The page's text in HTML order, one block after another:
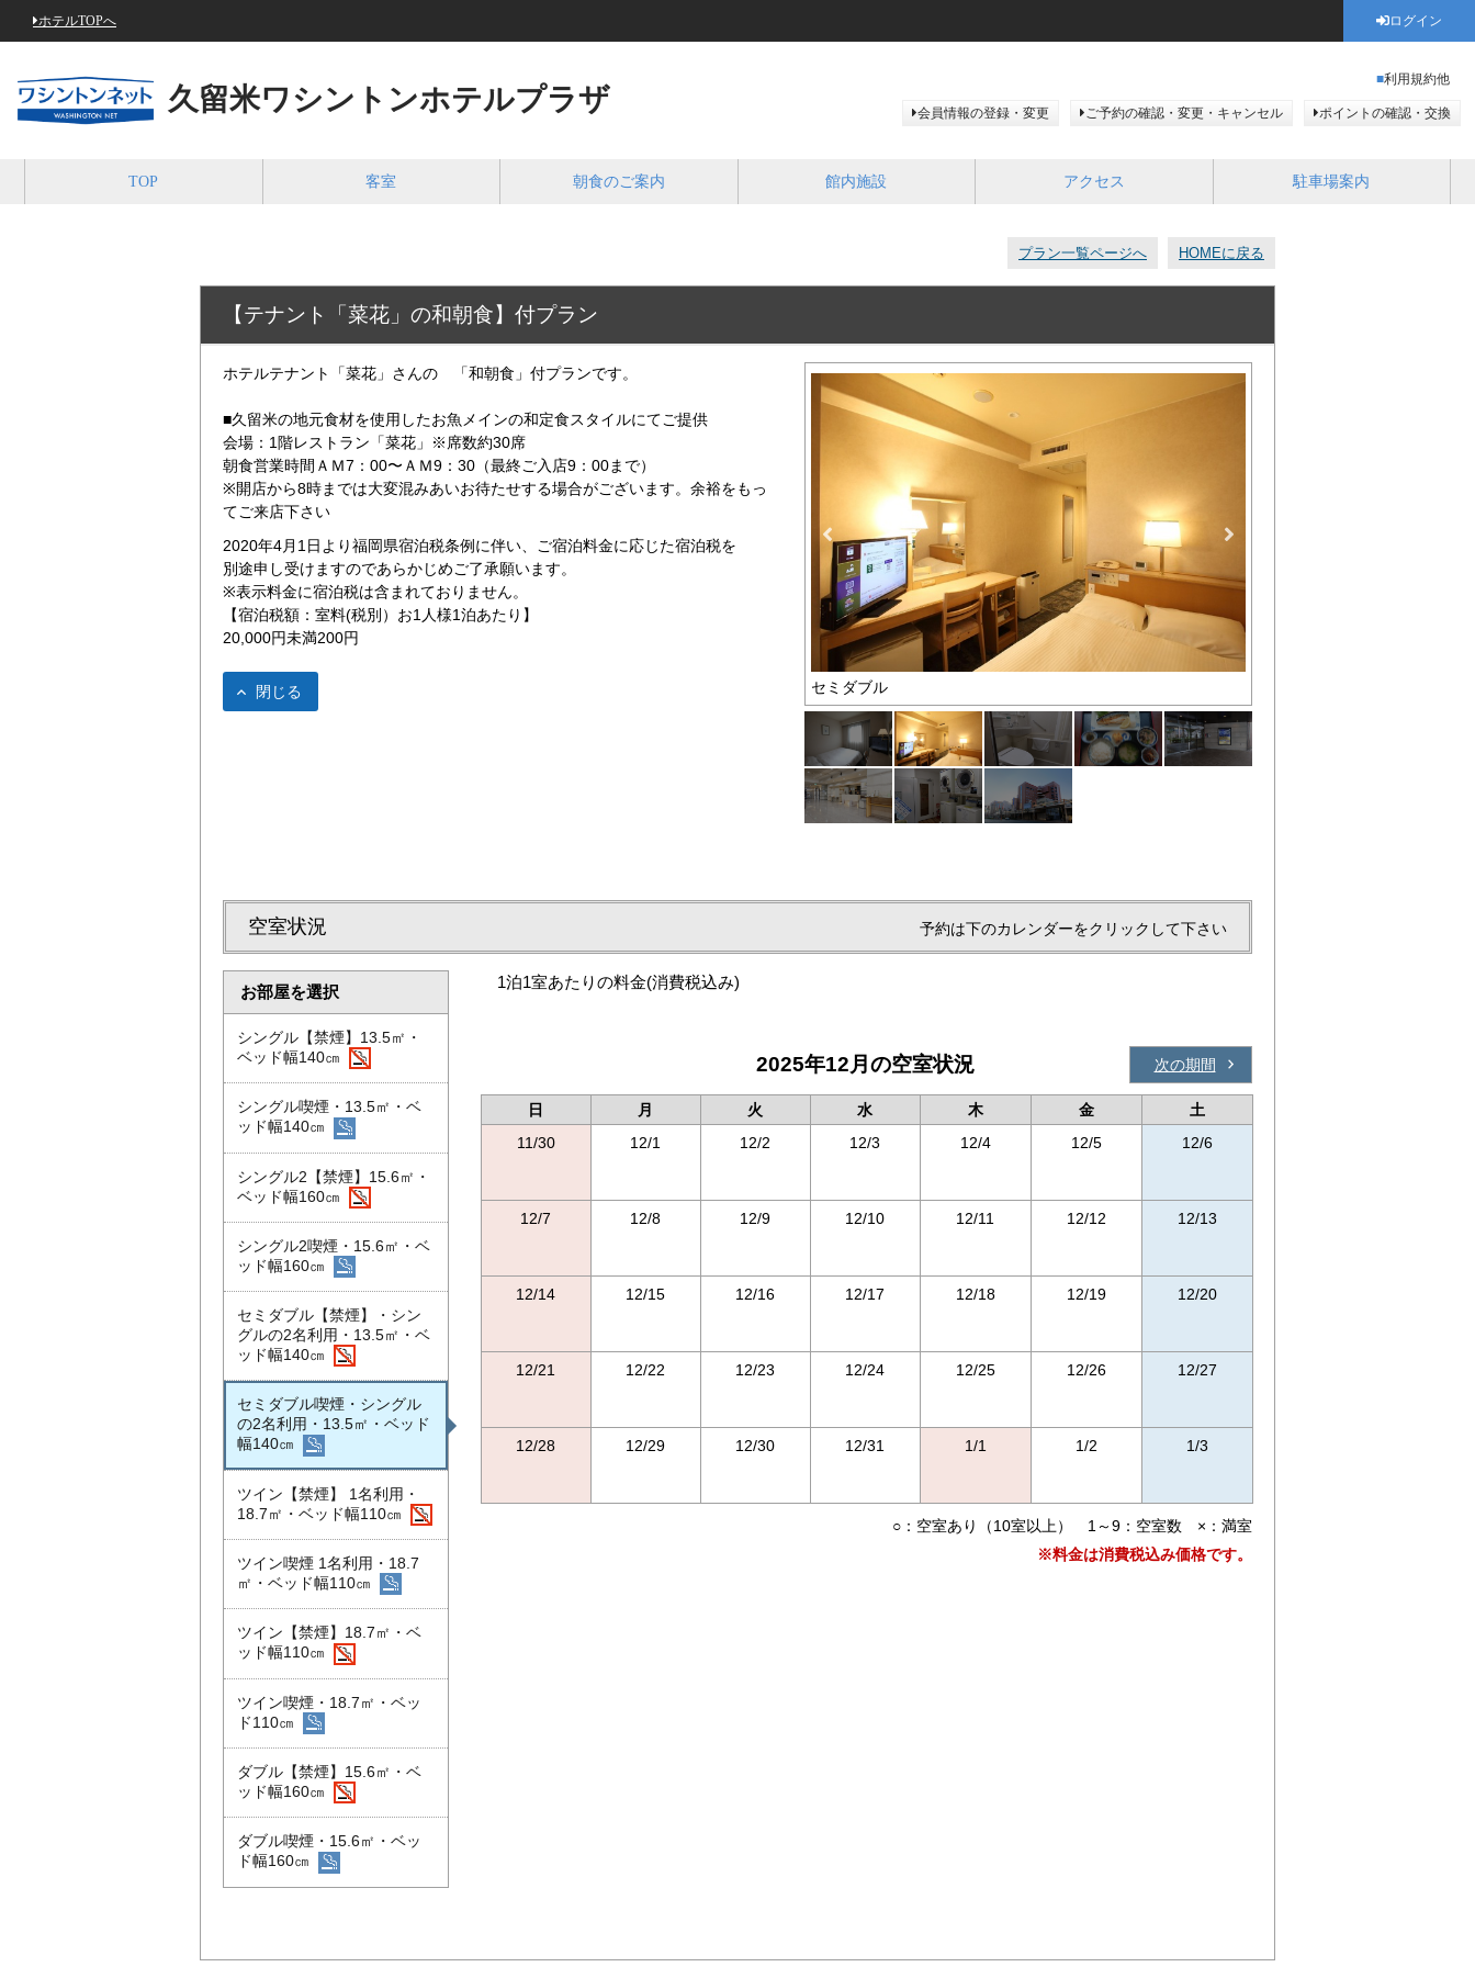
ホテルTOPへ ログイン
久留米ワシントンホテルプラザ
利用規約他
会員情報の登録・変更 ご予約の確認・変更・キャンセル ポイントの確認・交換
TOP 客室 朝食のご案内 館内施設 アクセス 駐車場案内
プラン一覧ページへ HOMEに戻る
【テナント「菜花」の和朝食】付プラン
ホテルテナント「菜花」さんの 「和朝食」付プランです。
■久留米の地元食材を使用したお魚メインの和定食スタイルにてご提供
会場：1階レストラン「菜花」※席数約30席
朝食営業時間ＡＭ7：00〜ＡＭ9：30（最終ご入店9：00まで）
※開店から8時までは大変混みあいお待たせする場合がございます。余裕をもっ
てご来店下さい
2020年4月1日より福岡県宿泊税条例に伴い、ご宿泊料金に応じた宿泊税を
別途申し受けますのであらかじめご了承願います。
※表示料金に宿泊税は含まれておりません。
【宿泊税額：室料(税別）お1人様1泊あたり】
20,000円未満200円
閉じる セミダブル
空室状況 予約は下のカレンダーをクリックして下さい
お部屋を選択
シングル【禁煙】13.5㎡・
ベッド幅140㎝
シングル喫煙・13.5㎡・ベ
ッド幅140㎝
シングル2【禁煙】15.6㎡・
ベッド幅160㎝
シングル2喫煙・15.6㎡・ベ
ッド幅160㎝
セミダブル【禁煙】・シン
グルの2名利用・13.5㎡・ベ
ッド幅140㎝
セミダブル喫煙・シングル
の2名利用・13.5㎡・ベッド
幅140㎝
ツイン【禁煙】 1名利用・
18.7㎡・ベッド幅110㎝
ツイン喫煙 1名利用・18.7
㎡・ベッド幅110㎝
ツイン【禁煙】18.7㎡・ベ
ッド幅110㎝
ツイン喫煙・18.7㎡・ベッ
ド110㎝
ダブル【禁煙】15.6㎡・ベ
ッド幅160㎝
ダブル喫煙・15.6㎡・ベッ
ド幅160㎝
1泊1室あたりの料金(消費税込み)
2025年12月の空室状況 次の期間
日 月 火 水 木 金
土
11/30
12/1 12/2 12/3 12/4 12/5 12/6
12/7 12/8 12/9 12/10 12/11 12/12 12/13
12/14 12/15 12/16 12/17 12/18 12/19 12/20
12/21 12/22 12/23 12/24 12/25 12/26 12/27
12/28 12/29 12/30 12/31 1/1 1/2 1/3
○：空室あり（10室以上） 1～9：空室数 ×：満室
※料金は消費税込み価格です。